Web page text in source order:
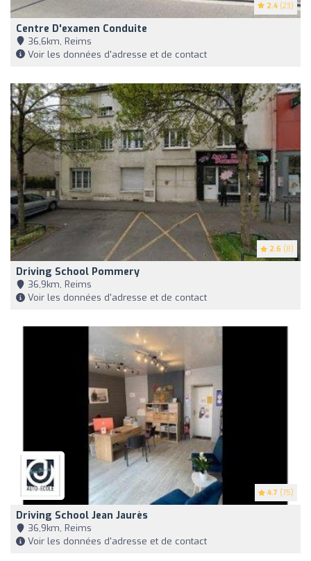
2.4 (23)
Centre D'examen Conduite
36,6km, Reims
Voir les données d'adresse et de contact
2.6 (8)
Driving School Pommery
36,9km, Reims
Voir les données d'adresse et de contact
4.7 (75)
Driving School Jean Jaurès
36,9km, Reims
Voir les données d'adresse et de contact